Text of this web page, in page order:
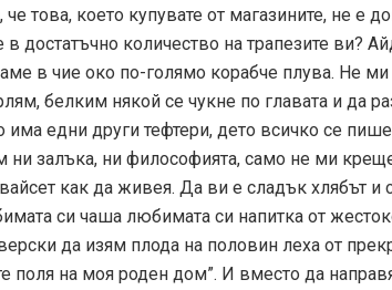
че това, което купувате от магазините, не е
в достатъчно количество на трапезите ви?
в чие око по-голямо корабче плува. Не
белким някой се чукне по главата и да
едни други тефтери, дето всичко се
ни залъка, ни философията, само не ми
как да живея. Да ви е сладък хлябът и
си чаша любимата си напитка от
да изям плода на половин леха от
поля на моя роден дом”. И вместо да